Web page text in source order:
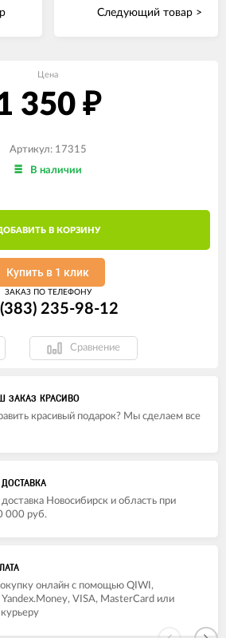
Следующий товар >
Цена
350 ₽
Артикул: 17315
В наличии
В КОРЗИНУ
Купить в 1 клик
ЗАКАЗ ПО ТЕЛЕФОНУ
235-98-12
Сравнение
ЗАКАЗ КРАСИВО
красивый подарок? Мы сделаем все
доставка Новосибирск и область при
000 руб.
онлайн с помощью QIWI,
VISA, MasterCard или